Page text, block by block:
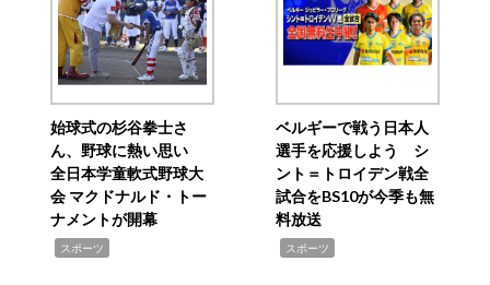
始球式の杉谷拳士さ
ん、野球に熱い思い
全日本学童軟式野球大
会 マクドナルド・トー
ナメントが開幕
スポーツ
ベルギーで戦う日本人
選手を応援しよう シ
ント＝トロイデン戦全
試合をBS10が今季も無
料放送
スポーツ